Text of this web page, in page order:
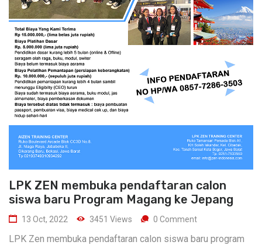
LPK ZEN membuka pendaftaran calon
siswa baru Program Magang ke Jepang
13 Oct, 2022 3451 Views 0 Comment
LPK Zen membuka pendaftaran calon siswa baru program